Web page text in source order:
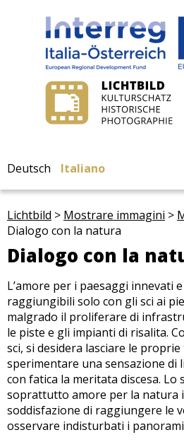
Deutsch Italiano
Lichtbild > Mostrare immagini >
Dialogo con la natura
Dialogo con la
L’amore per i paesaggi innevati
raggiungibili solo con gli sci ai
malgrado il proliferare di
le piste e gli impianti di risalita.
sci, si desidera lasciare le
sperimentare una sensazione di
con fatica la meritata discesa. Lo
soprattutto amore per la natura
soddisfazione di raggiungere le
osservare indisturbati i